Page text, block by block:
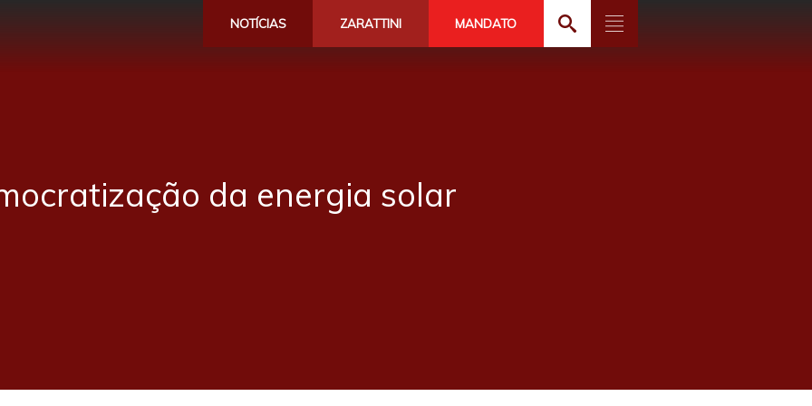
NOTÍCIAS ZARATTINI MANDATO
da energia solar